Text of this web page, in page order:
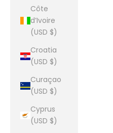
Côte
d’Ivoire
(USD $)
Croatia
(USD $)
Curaçao
(USD $)
Cyprus
(USD $)